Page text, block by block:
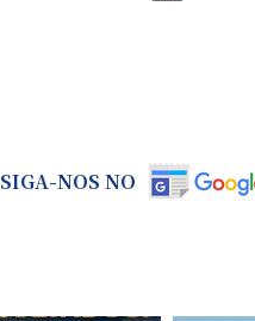
SIGA-NOS NO